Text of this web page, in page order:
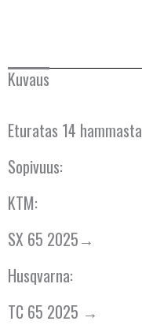
määrä
Kuvaus
Eturatas 14 hammasta
Sopivuus:
KTM:
SX 65 2025→
Husqvarna:
TC 65 2025 →
BULGARIA
ESPANJA
ISLANTI
ITALIA
ITÄVALTA